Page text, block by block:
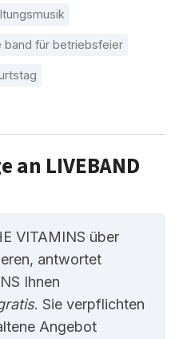
band für betriebsfeier
an LIVEBAND
VITAMINS über
antwortet
Ihnen
. Sie verpflichten
Angebot